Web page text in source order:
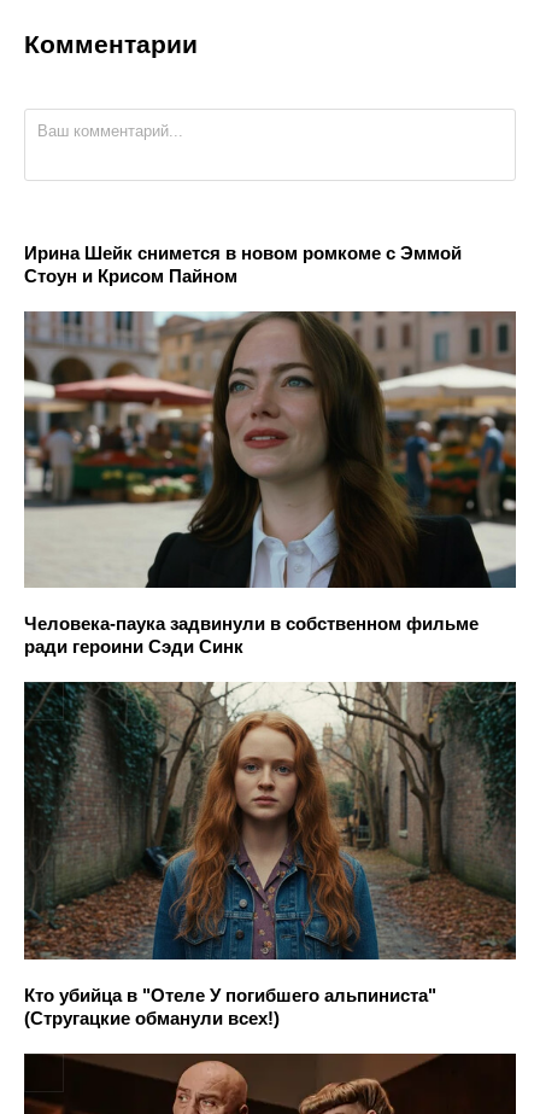
Комментарии
Ирина Шейк снимется в новом ромкоме с Эммой
Стоун и Крисом Пайном
Человека-паука задвинули в собственном фильме
ради героини Сэди Синк
Кто убийца в "Отеле У погибшего альпиниста"
(Стругацкие обманули всех!)